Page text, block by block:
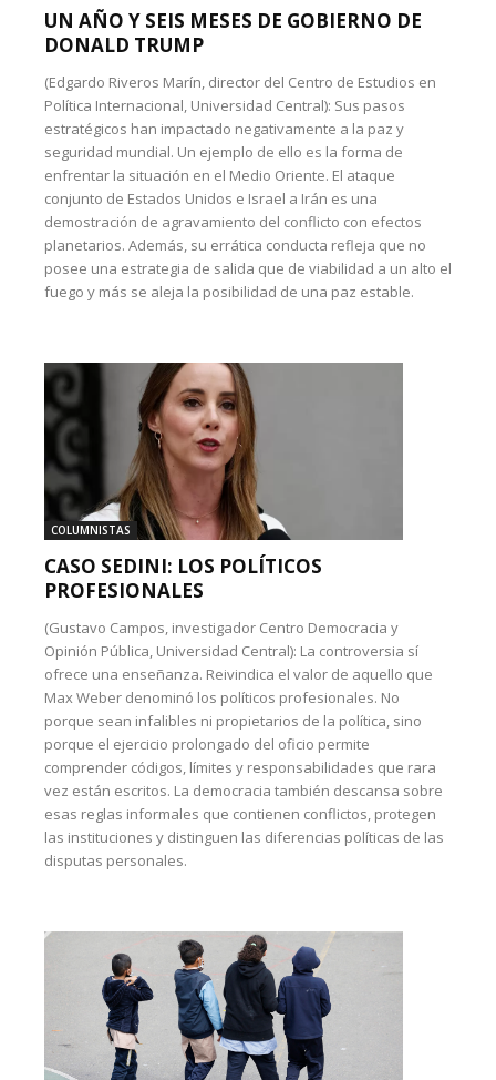
UN AÑO Y SEIS MESES DE GOBIERNO DE
DONALD TRUMP
(Edgardo Riveros Marín, director del Centro de Estudios en
Política Internacional, Universidad Central): Sus pasos
estratégicos han impactado negativamente a la paz y
seguridad mundial. Un ejemplo de ello es la forma de
enfrentar la situación en el Medio Oriente. El ataque
conjunto de Estados Unidos e Israel a Irán es una
demostración de agravamiento del conflicto con efectos
planetarios. Además, su errática conducta refleja que no
posee una estrategia de salida que de viabilidad a un alto el
fuego y más se aleja la posibilidad de una paz estable.
COLUMNISTAS
CASO SEDINI: LOS POLÍTICOS
PROFESIONALES
(Gustavo Campos, investigador Centro Democracia y
Opinión Pública, Universidad Central): La controversia sí
ofrece una enseñanza. Reivindica el valor de aquello que
Max Weber denominó los políticos profesionales. No
porque sean infalibles ni propietarios de la política, sino
porque el ejercicio prolongado del oficio permite
comprender códigos, límites y responsabilidades que rara
vez están escritos. La democracia también descansa sobre
esas reglas informales que contienen conflictos, protegen
las instituciones y distinguen las diferencias políticas de las
disputas personales.